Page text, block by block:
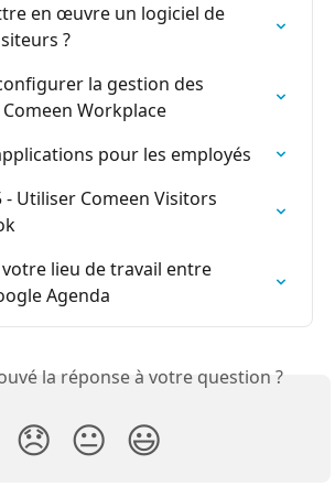
en œuvre un logiciel de
?
la gestion des
Workplace
pour les employés
Utiliser Comeen Visitors
lieu de travail entre
Agenda
la réponse à votre question ?
😞 😐 😃